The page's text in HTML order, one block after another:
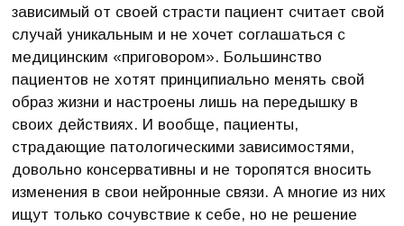
зависимый от своей страсти пациент считает свой
случай уникальным и не хочет соглашаться с
медицинским «приговором». Большинство
пациентов не хотят принципиально менять свой
образ жизни и настроены лишь на передышку в
своих действиях. И вообще, пациенты,
страдающие патологическими зависимостями,
довольно консервативны и не торопятся вносить
изменения в свои нейронные связи. А многие из них
ищут только сочувствие к себе, но не решение